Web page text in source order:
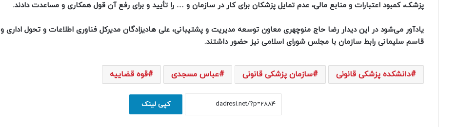
پزشک، کمبود اعتبارات و منابع مالی، عدم تمایل پزشکان برای کار در سازمان و … را تأیید و برای رفع آن قول همکاری و مساعدت دادند.
یادآور می‌شود در این دیدار رضا حاج منوچهری معاون توسعه مدیریت و پشتیبانی، علی هادیزادگان مدیرکل فناوری اطلاعات و تحول اداری و
قاسم سلیمانی رابط سازمان با مجلس شورای اسلامی نیز حضور داشتند.
دانشکده پزشکی قانونی سازمان پزشکی قانونی عباس مسجدی قوه قضاییه
کپی لینک